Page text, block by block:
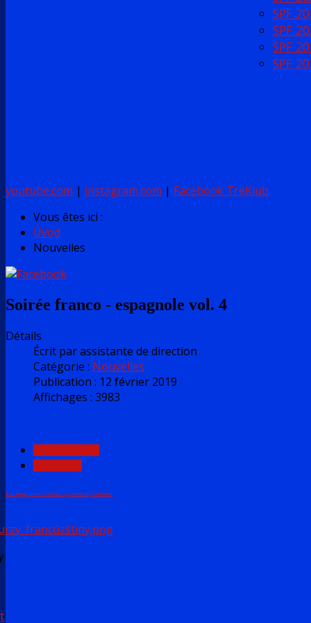
SPF
SPF
SPF
SPF
youtube.com | instagram.com | Facebook TreKlub
Vous êtes ici :
Úvod
Nouvelles
Soirée franco - espagnole vol. 4
Détails
Écrit parassistante de direction
Catégorie : Nouvelles
Publication : 12 février 2019
Affichages : 3983
FaLang translation system by Faboba